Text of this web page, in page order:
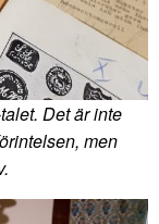
Det är inte
men